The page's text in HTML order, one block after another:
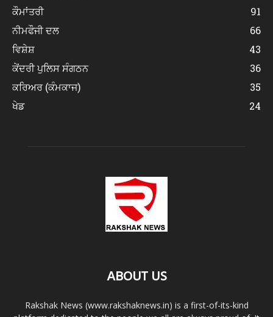
ਕੌਮਾਂਤਰੀ
91
ਨੀਮਫੌਜੀ ਦਲ
66
ਵਿਸ਼ੇਸ਼
43
ਕੇਂਦਰੀ ਪੁਲਿਸ ਸੰਗਠਨ
36
ਕਰਿਅਰ (ਕੰਮਕਾਜ)
35
ਖੇਡ
24
ABOUT US
Rakshak News (www.rakshaknews.in) is a first-of-its-kind